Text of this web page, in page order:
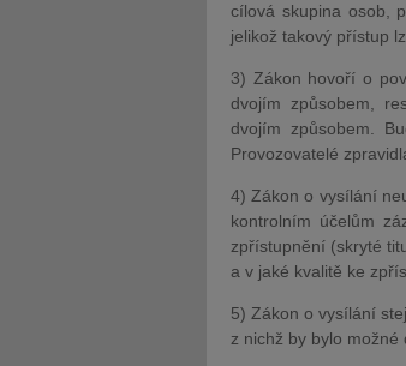
cílová skupina osob,
jelikož takový přístup
3) Zákon hovoří o
dvojím způsobem,
dvojím způsobem.
Provozovatelé
4) Zákon o vysílání
kontrolním účelům
zpřístupnění (skryté
a v jaké kvalitě ke
5) Zákon o vysílání
z nichž by bylo